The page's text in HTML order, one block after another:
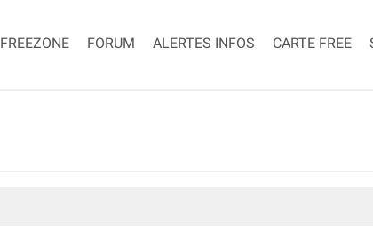
FREEZONE FORUM ALERTES INFOS CARTE FREE